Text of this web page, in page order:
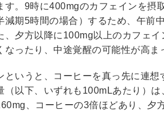
す。9時に400mgのカフェインを摂
減期5時間の場合）するため、午前
、夕方以降に100mg以上のカフェ
なったり、中途覚醒の可能性が高ま
というと、コーヒーを真っ先に連
（以下、いずれも100mLあたり）
、コーヒーの3倍ほどあり、夕